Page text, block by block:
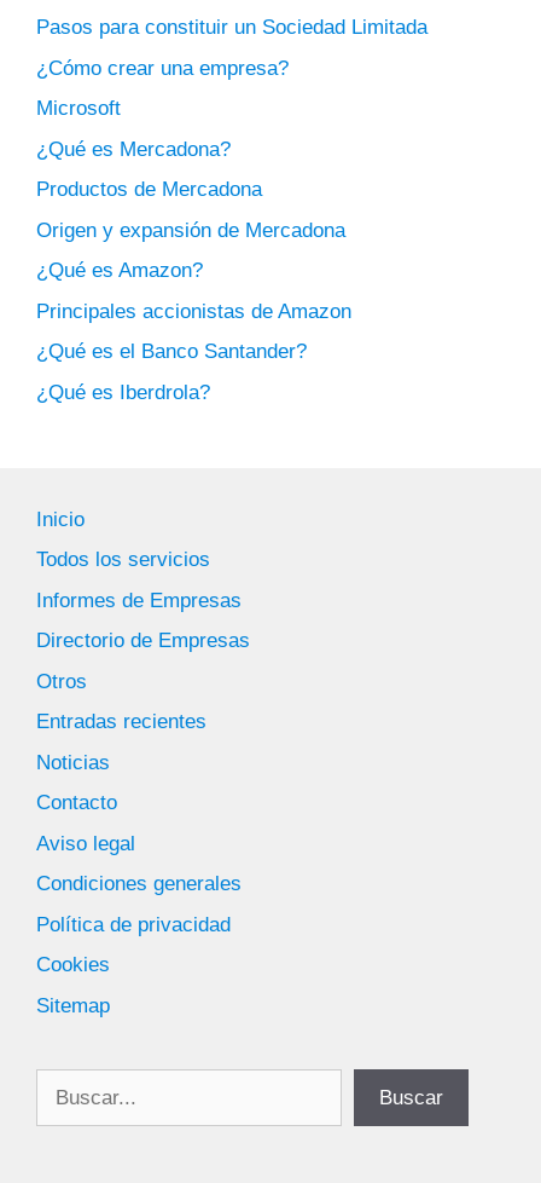
Pasos para constituir un Sociedad Limitada
¿Cómo crear una empresa?
Microsoft
¿Qué es Mercadona?
Productos de Mercadona
Origen y expansión de Mercadona
¿Qué es Amazon?
Principales accionistas de Amazon
¿Qué es el Banco Santander?
¿Qué es Iberdrola?
Inicio
Todos los servicios
Informes de Empresas
Directorio de Empresas
Otros
Entradas recientes
Noticias
Contacto
Aviso legal
Condiciones generales
Política de privacidad
Cookies
Sitemap
Buscar